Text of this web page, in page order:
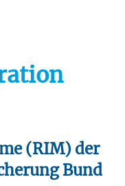
(RIM) der
Bund